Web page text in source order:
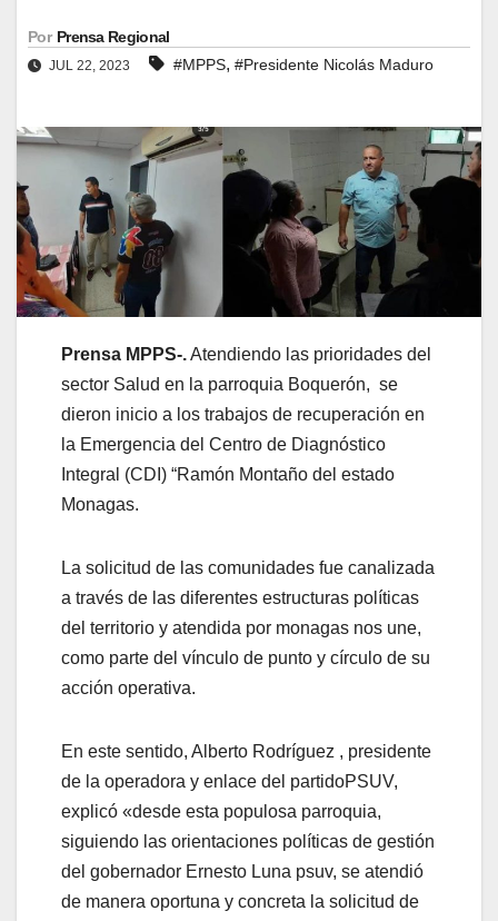
Por Prensa Regional
JUL 22, 2023 #MPPS, #Presidente Nicolás Maduro
Prensa MPPS-.Atendiendo las prioridades del
sector Salud en la parroquia Boquerón, se
dieron inicio a los trabajos de recuperación en
la Emergencia del Centro de Diagnóstico
Integral (CDI) “Ramón Montaño del estado
Monagas.
La solicitud de las comunidades fue canalizada
a través de las diferentes estructuras políticas
del territorio y atendida por monagas nos une,
como parte del vínculo de punto y círculo de su
acción operativa.
En este sentido, Alberto Rodríguez , presidente
de la operadora y enlace del partidoPSUV,
explicó «desde esta populosa parroquia,
siguiendo las orientaciones políticas de gestión
del gobernador Ernesto Luna psuv, se atendió
de manera oportuna y concreta la solicitud de